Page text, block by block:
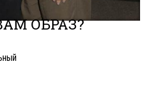
ОБРАЗ?